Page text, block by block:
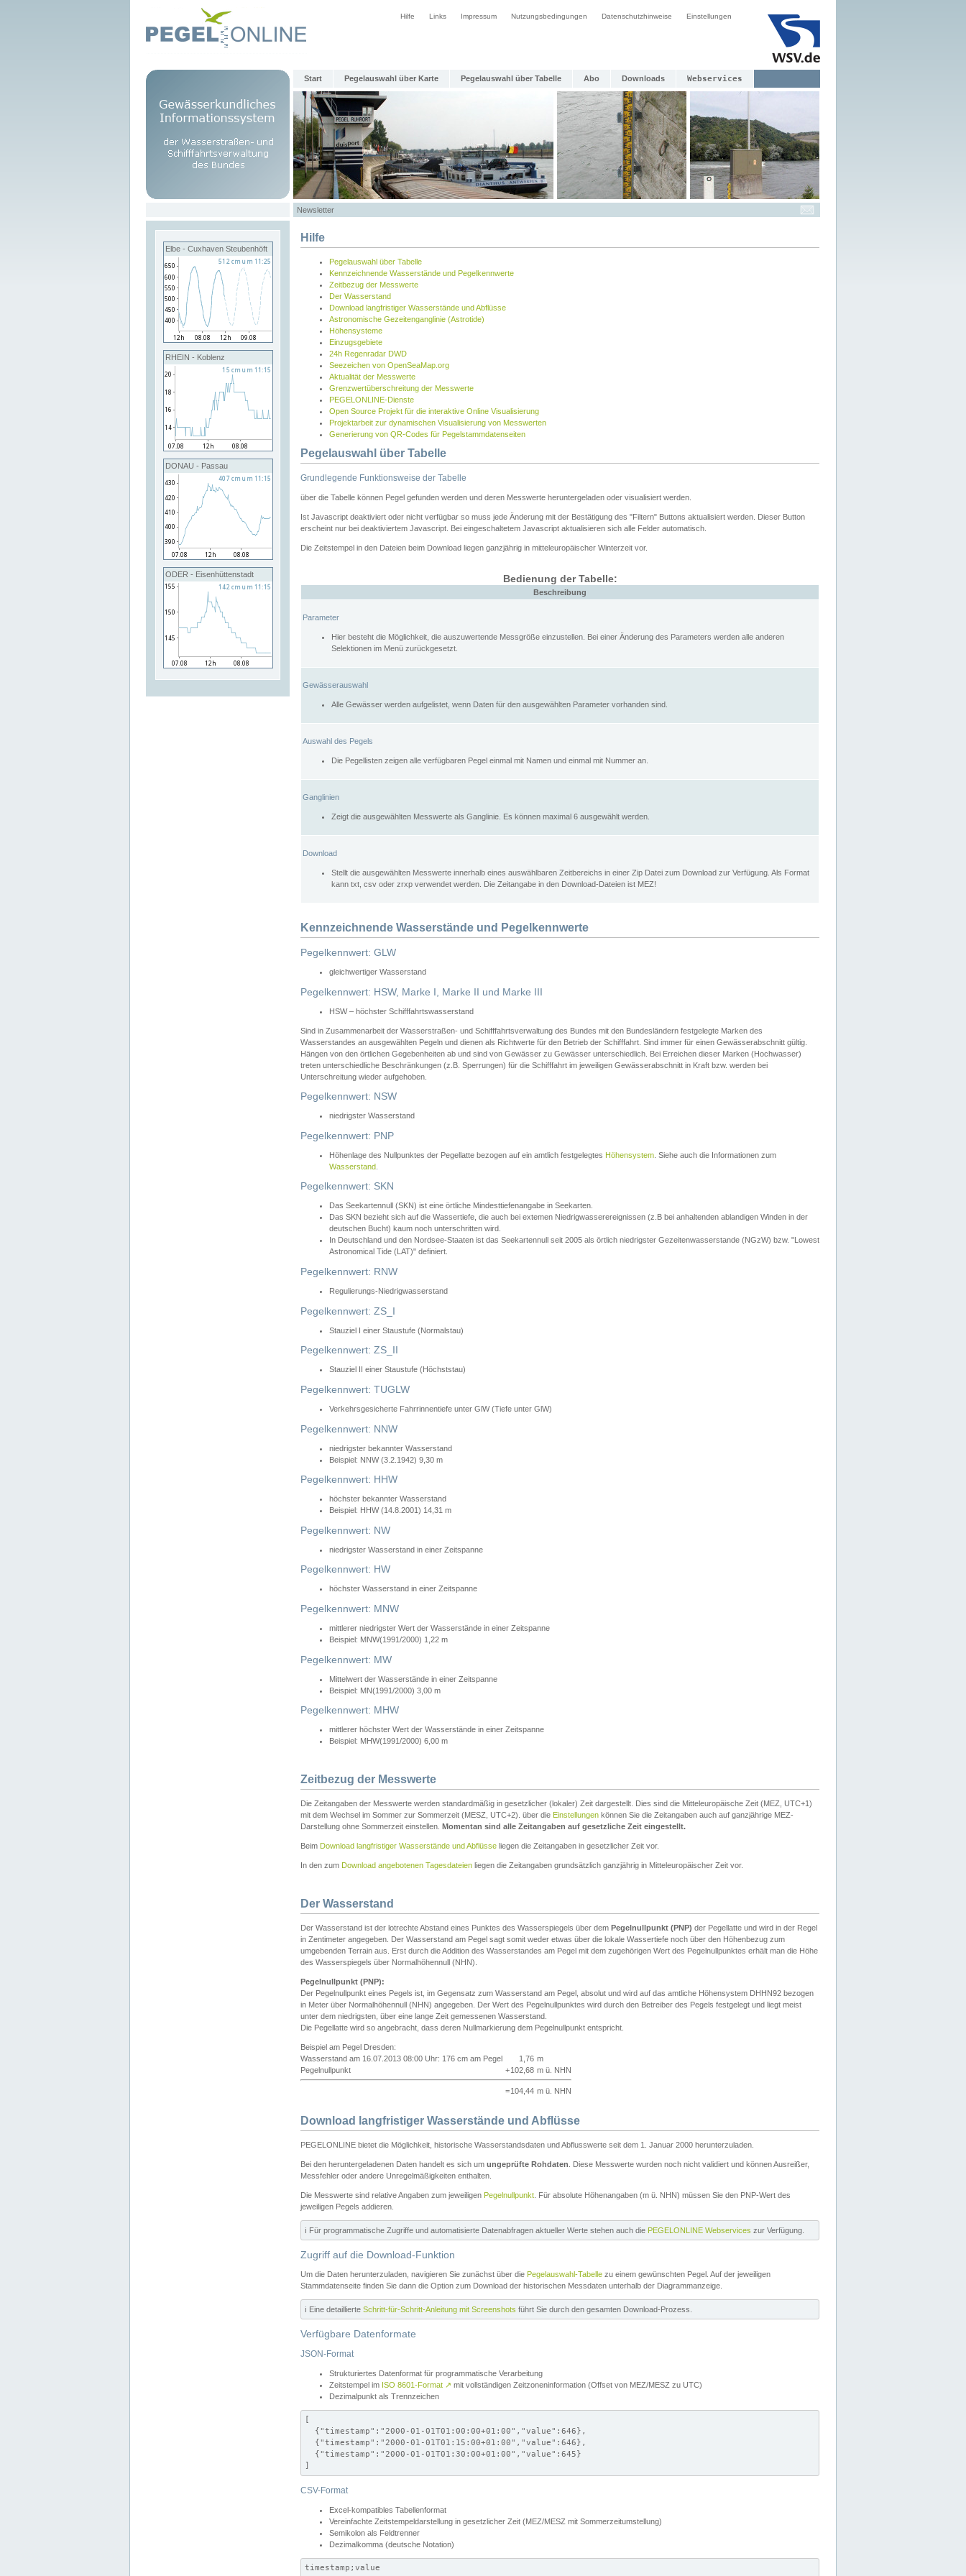
Hilfe Links Impressum Nutzungsbedingungen Datenschutzhinweise Einstellungen
Start Pegelauswahl über Karte Pegelauswahl über Tabelle Abo Downloads Webservices
Newsletter
Elbe - Cuxhaven Steubenhöft
RHEIN - Koblenz
DONAU - Passau
ODER - Eisenhüttenstadt
Hilfe
Pegelauswahl über Tabelle
Kennzeichnende Wasserstände und Pegelkennwerte
Zeitbezug der Messwerte
Der Wasserstand
Download langfristiger Wasserstände und Abflüsse
Astronomische Gezeitenganglinie (Astrotide)
Höhensysteme
Einzugsgebiete
24h Regenradar DWD
Seezeichen von OpenSeaMap.org
Aktualität der Messwerte
Grenzwertüberschreitung der Messwerte
PEGELONLINE-Dienste
Open Source Projekt für die interaktive Online Visualisierung
Projektarbeit zur dynamischen Visualisierung von Messwerten
Generierung von QR-Codes für Pegelstammdatenseiten
Pegelauswahl über Tabelle
Grundlegende Funktionsweise der Tabelle
über die Tabelle können Pegel gefunden werden und deren Messwerte heruntergeladen oder visualisiert werden.
Ist Javascript deaktiviert oder nicht verfügbar so muss jede Änderung mit der Bestätigung des "Filtern" Buttons aktualisiert werden. Dieser Button
erscheint nur bei deaktiviertem Javascript. Bei eingeschaltetem Javascript aktualisieren sich alle Felder automatisch.
Die Zeitstempel in den Dateien beim Download liegen ganzjährig in mitteleuropäischer Winterzeit vor.
Bedienung der Tabelle:
Beschreibung
Parameter
Hier besteht die Möglichkeit, die auszuwertende Messgröße einzustellen. Bei einer Änderung des Parameters werden alle anderen
Selektionen im Menü zurückgesetzt.
Gewässerauswahl
Alle Gewässer werden aufgelistet, wenn Daten für den ausgewählten Parameter vorhanden sind.
Auswahl des Pegels
Die Pegellisten zeigen alle verfügbaren Pegel einmal mit Namen und einmal mit Nummer an.
Ganglinien
Zeigt die ausgewählten Messwerte als Ganglinie. Es können maximal 6 ausgewählt werden.
Download
Stellt die ausgewählten Messwerte innerhalb eines auswählbaren Zeitbereichs in einer Zip Datei zum Download zur Verfügung. Als Format
kann txt, csv oder zrxp verwendet werden. Die Zeitangabe in den Download-Dateien ist MEZ!
Kennzeichnende Wasserstände und Pegelkennwerte
Pegelkennwert: GLW
gleichwertiger Wasserstand
Pegelkennwert: HSW, Marke I, Marke II und Marke III
HSW – höchster Schifffahrtswasserstand
Sind in Zusammenarbeit der Wasserstraßen- und Schifffahrtsverwaltung des Bundes mit den Bundesländern festgelegte Marken des
Wasserstandes an ausgewählten Pegeln und dienen als Richtwerte für den Betrieb der Schifffahrt. Sind immer für einen Gewässerabschnitt gültig.
Hängen von den örtlichen Gegebenheiten ab und sind von Gewässer zu Gewässer unterschiedlich. Bei Erreichen dieser Marken (Hochwasser)
treten unterschiedliche Beschränkungen (z.B. Sperrungen) für die Schifffahrt im jeweiligen Gewässerabschnitt in Kraft bzw. werden bei
Unterschreitung wieder aufgehoben.
Pegelkennwert: NSW
niedrigster Wasserstand
Pegelkennwert: PNP
Höhenlage des Nullpunktes der Pegellatte bezogen auf ein amtlich festgelegtes Höhensystem . Siehe auch die Informationen zum
Wasserstand
Pegelkennwert: SKN
Das Seekartennull (SKN) ist eine örtliche Mindesttiefenangabe in Seekarten.
Das SKN bezieht sich auf die Wassertiefe, die auch bei extemen Niedrigwasserereignissen (z.B bei anhaltenden ablandigen Winden in der
deutschen Bucht) kaum noch unterschritten wird.
In Deutschland und den Nordsee-Staaten ist das Seekartennull seit 2005 als örtlich niedrigster Gezeitenwasserstande (NGzW) bzw. "Lowest
Astronomical Tide (LAT)" definiert.
Pegelkennwert: RNW
Regulierungs-Niedrigwasserstand
Pegelkennwert: ZS_I
Stauziel I einer Staustufe (Normalstau)
Pegelkennwert: ZS_II
Stauziel II einer Staustufe (Höchststau)
Pegelkennwert: TUGLW
Verkehrsgesicherte Fahrrinnentiefe unter GlW (Tiefe unter GlW)
Pegelkennwert: NNW
niedrigster bekannter Wasserstand
Beispiel: NNW (3.2.1942) 9,30 m
Pegelkennwert: HHW
höchster bekannter Wasserstand
Beispiel: HHW (14.8.2001) 14,31 m
Pegelkennwert: NW
niedrigster Wasserstand in einer Zeitspanne
Pegelkennwert: HW
höchster Wasserstand in einer Zeitspanne
Pegelkennwert: MNW
mittlerer niedrigster Wert der Wasserstände in einer Zeitspanne
Beispiel: MNW(1991/2000) 1,22 m
Pegelkennwert: MW
Mittelwert der Wasserstände in einer Zeitspanne
Beispiel: MN(1991/2000) 3,00 m
Pegelkennwert: MHW
mittlerer höchster Wert der Wasserstände in einer Zeitspanne
Beispiel: MHW(1991/2000) 6,00 m
Zeitbezug der Messwerte
Die Zeitangaben der Messwerte werden standardmäßig in gesetzlicher (lokaler) Zeit dargestellt. Dies sind die Mitteleuropäische Zeit (MEZ, UTC+1)
mit dem Wechsel im Sommer zur Sommerzeit (MESZ, UTC+2). über die Einstellungen können Sie die Zeitangaben auch auf ganzjährige MEZ-
Darstellung ohne Sommerzeit einstellen. Momentan sind alle Zeitangaben auf gesetzliche Zeit eingestellt.
Beim Download langfristiger Wasserstände und Abflüsse liegen die Zeitangaben in gesetzlicher Zeit vor.
In den zum Download angebotenen Tagesdateien liegen die Zeitangaben grundsätzlich ganzjährig in Mitteleuropäischer Zeit vor.
Der Wasserstand
Der Wasserstand ist der lotrechte Abstand eines Punktes des Wasserspiegels über dem Pegelnullpunkt (PNP) der Pegellatte und wird in der Regel
in Zentimeter angegeben. Der Wasserstand am Pegel sagt somit weder etwas über die lokale Wassertiefe noch über den Höhenbezug zum
umgebenden Terrain aus. Erst durch die Addition des Wasserstandes am Pegel mit dem zugehörigen Wert des Pegelnullpunktes erhält man die Höhe
des Wasserspiegels über Normalhöhennull (NHN).
Pegelnullpunkt (PNP):
Der Pegelnullpunkt eines Pegels ist, im Gegensatz zum Wasserstand am Pegel, absolut und wird auf das amtliche Höhensystem DHHN92 bezogen
in Meter über Normalhöhennull (NHN) angegeben. Der Wert des Pegelnullpunktes wird durch den Betreiber des Pegels festgelegt und liegt meist
unter dem niedrigsten, über eine lange Zeit gemessenen Wasserstand.
Die Pegellatte wird so angebracht, dass deren Nullmarkierung dem Pegelnullpunkt entspricht.
Beispiel am Pegel Dresden:
Wasserstand am 16.07.2013 08:00 Uhr: 176 cm am Pegel
1,76 m
Pegelnullpunkt
+102,68 m ü. NHN
=104,44 m ü. NHN
Download langfristiger Wasserstände und Abflüsse
PEGELONLINE bietet die Möglichkeit, historische Wasserstandsdaten und Abflusswerte seit dem 1. Januar 2000 herunterzuladen.
Bei den heruntergeladenen Daten handelt es sich um ungeprüfte Rohdaten . Diese Messwerte wurden noch nicht validiert und können Ausreißer,
Messfehler oder andere Unregelmäßigkeiten enthalten.
Die Messwerte sind relative Angaben zum jeweiligen Pegelnullpunkt . Für absolute Höhenangaben (m ü. NHN) müssen Sie den PNP-Wert des
jeweiligen Pegels addieren.
ℹ️ Für programmatische Zugriffe und automatisierte Datenabfragen aktueller Werte stehen auch die PEGELONLINE Webservices zur Verfügung.
Zugriff auf die Download-Funktion
Um die Daten herunterzuladen, navigieren Sie zunächst über die Pegelauswahl-Tabelle zu einem gewünschten Pegel. Auf der jeweiligen
Stammdatenseite finden Sie dann die Option zum Download der historischen Messdaten unterhalb der Diagrammanzeige.
ℹ️ Eine detaillierte Schritt-für-Schritt-Anleitung mit Screenshots führt Sie durch den gesamten Download-Prozess.
Verfügbare Datenformate
JSON-Format
Strukturiertes Datenformat für programmatische Verarbeitung
Zeitstempel im ISO 8601-Format ↗ mit vollständigen Zeitzoneninformation (Offset von MEZ/MESZ zu UTC)
Dezimalpunkt als Trennzeichen
[
  {"timestamp":"2000-01-01T01:00:00+01:00","value":646},
  {"timestamp":"2000-01-01T01:15:00+01:00","value":646},
  {"timestamp":"2000-01-01T01:30:00+01:00","value":645}
]
CSV-Format
Excel-kompatibles Tabellenformat
Vereinfachte Zeitstempeldarstellung in gesetzlicher Zeit (MEZ/MESZ mit Sommerzeitumstellung)
Semikolon als Feldtrenner
Dezimalkomma (deutsche Notation)
timestamp;value